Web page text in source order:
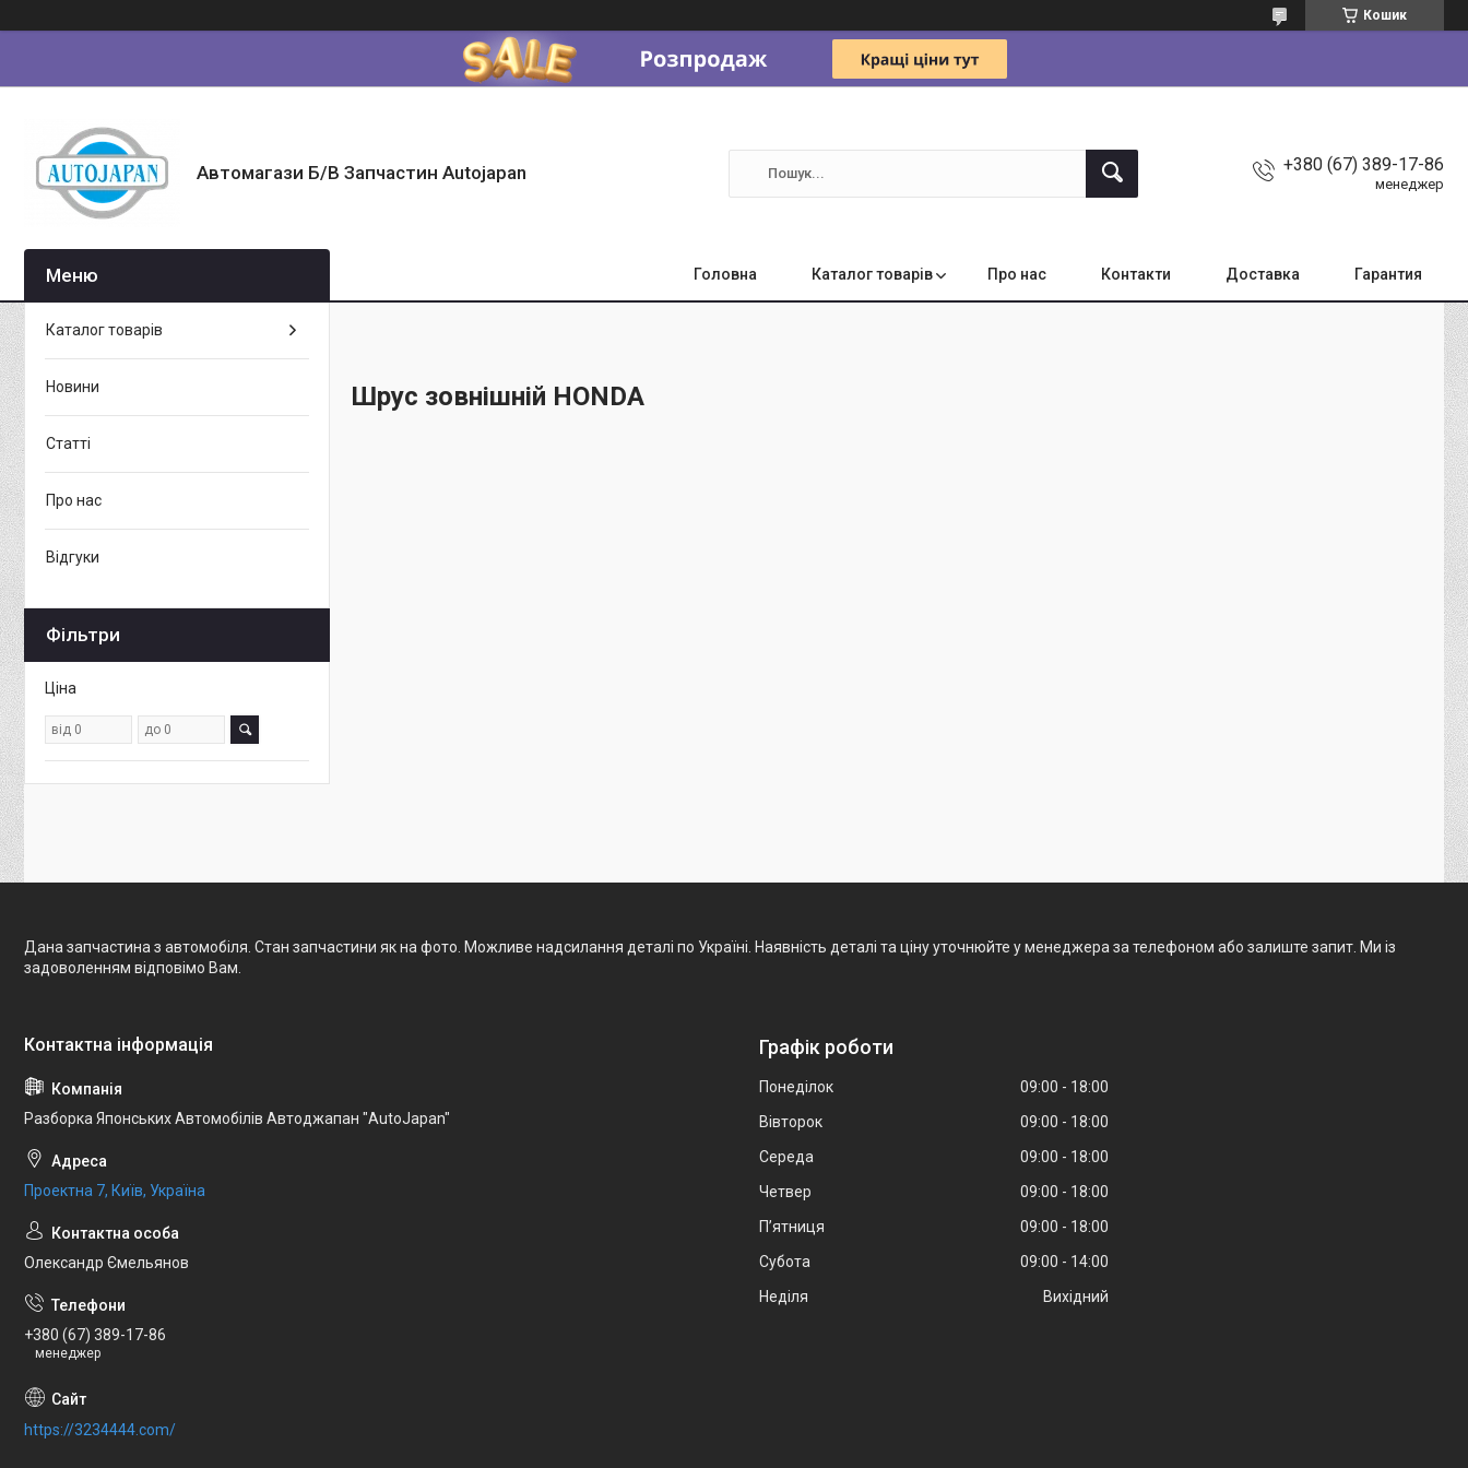
Кошик
Автомагази Б/В Запчастин Autojapan +380 (67) 389-17-86
менеджер
Головна Каталог товарів Про нас Контакти Доставка Гарантия
Шрус зовнішній HONDA
Каталог товарів
Новини
Статті
Про нас
Відгуки
Фільтри
Ціна
Дана запчастина з автомобіля. Стан запчастини як на фото. Можливе надсилання деталі по Україні. Наявність деталі та ціну уточнюйте у менеджера за телефоном або залиште запит. Ми із
задоволенням відповімо Вам.
Разборка Японських Автомобілів Автоджапан "AutoJapan"
Проектна 7, Київ, Україна
Олександр Ємельянов
+380 (67) 389-17-86
менеджер
https://3234444.com/
Графік роботи
Понеділок 09:00
18:00
Вівторок
09:00
18:00
Середа
09:00
18:00
Четвер
09:00
18:00
Пʼятниця
09:00
18:00
Субота
09:00
14:00
Неділя
Вихідний